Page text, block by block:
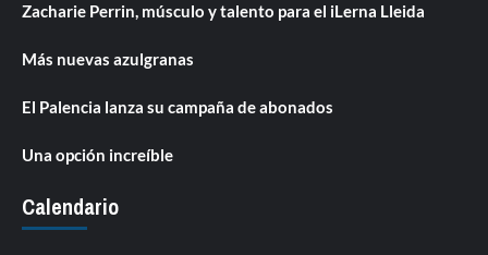
Zacharie Perrin, músculo y talento para el iLerna Lleida
Más nuevas azulgranas
El Palencia lanza su campaña de abonados
Una opción increíble
Calendario